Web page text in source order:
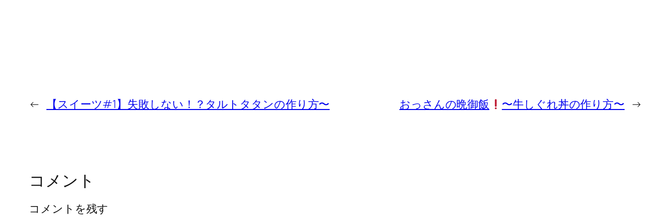
← 【スイーツ#1】失敗しない！？タルトタタンの作り方〜 おっさんの晩御飯 〜牛しぐれ丼の作り方〜 →
コメント
コメントを残す